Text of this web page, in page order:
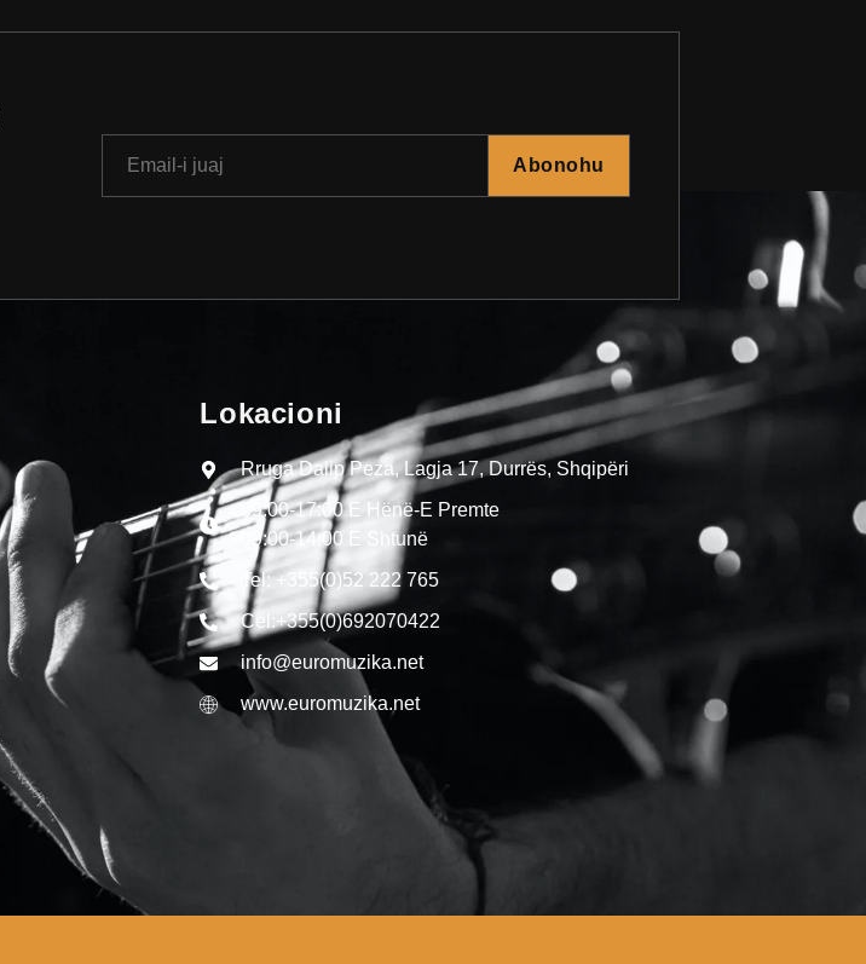
Abonohu
Lokacioni
Rruga Dalip Peza, Lagja 17, Durrës, Shqipëri
09:00-17:00 E Hënë-E Premte
09:00-14:00 E Shtunë
Tel: +355(0)52 222 765
Cel:+355(0)692070422
info@euromuzika.net
www.euromuzika.net